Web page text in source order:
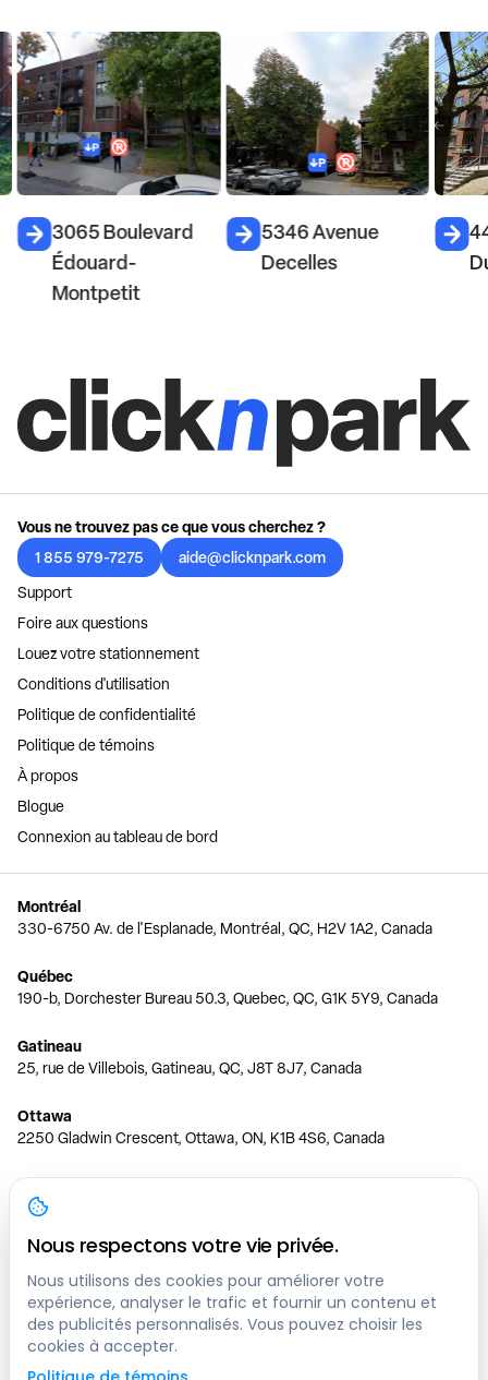
3065 Boulevard
Édouard-
Montpetit
5346 Avenue
Decelles
Vous ne trouvez pas ce que vous cherchez ?
1 855 979-7275
aide@clicknpark.com
Support
Foire aux questions
Louez votre stationnement
Conditions d'utilisation
Politique de confidentialité
Politique de témoins
À propos
Blogue
Connexion au tableau de bord
Montréal
330-6750 Av. de l'Esplanade, Montréal, QC, H2V 1A2, Canada
Québec
190-b, Dorchester Bureau 50.3, Quebec, QC, G1K 5Y9, Canada
Gatineau
25, rue de Villebois, Gatineau, QC, J8T 8J7, Canada
Ottawa
2250 Gladwin Crescent, Ottawa, ON, K1B 4S6, Canada
Toronto
150 Ferrand Dr, 6th Floor, Toronto, ON, M3C 3E5, Canada
Vancouver
1200 W 73rd Ave #1415, Vancouver, BC, V6P 6G5, Canada
Calgary
444 5 Ave SW #400 Calgary, AB, T2P 2T8, Canada
Nous respectons votre vie privée.
Nous utilisons des cookies pour améliorer votre
expérience, analyser le trafic et fournir un contenu et
des publicités personnalisés. Vous pouvez choisir les
cookies à accepter.